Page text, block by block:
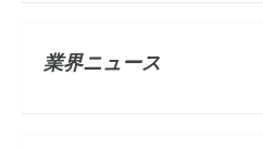
業界ニュース